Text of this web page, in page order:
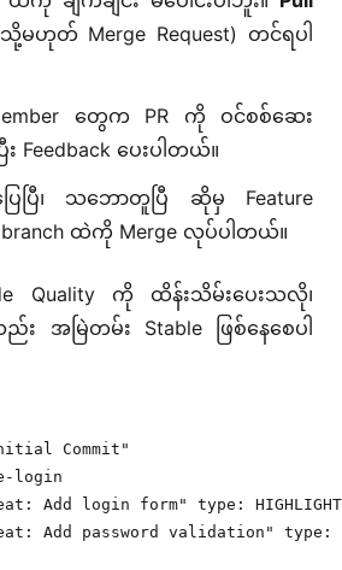
မဟုတ် Merge Request) တင်ရပါ
တွေက PR ကို ဝင်စစ်ဆေး
း Feedback ပေးပါတယ်။
ပြီ၊ သဘောတူပြီ ဆိုမှ Feature
branch ထဲကို Merge လုပ်ပါတယ်။
Quality ကို ထိန်းသိမ်းပေးသလို၊
း အမြဲတမ်း Stable ဖြစ်နေစေပါ
Commit"
login
Add login form" type: HIGHLIGHT
Add password validation" type: